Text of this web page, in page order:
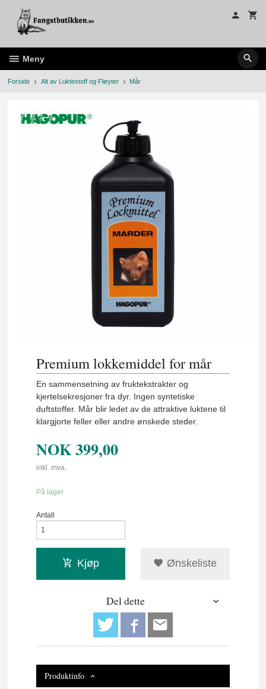
innholdet
Meny
Forside Alt av Luktestoff og Fløyter Mår
Premium lokkemiddel for mår
En sammensetning av fruktekstrakter og
kjertelsekresjoner fra dyr. Ingen syntetiske
duftstoffer. Mår blir ledet av de attraktive luktene til
klargjorte feller eller andre ønskede steder.
NOK399,00
inkl. mva.
På lager
Antall
Kjøp Ønskeliste
Del dette
Produktinfo